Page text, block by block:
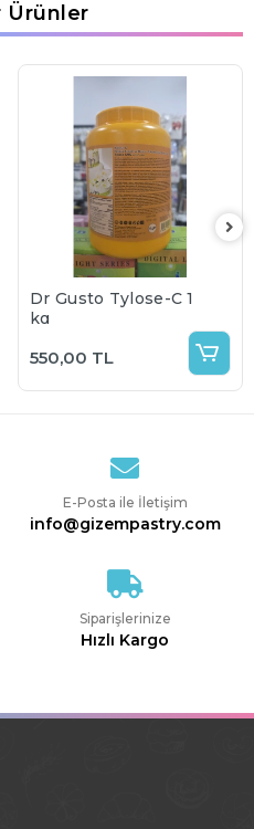
Ürünler
Dr Gusto Tylose-C 1
kg
550,00 TL
E-Posta ile İletişim
info@gizempastry.com
Siparişlerinize
Hızlı Kargo